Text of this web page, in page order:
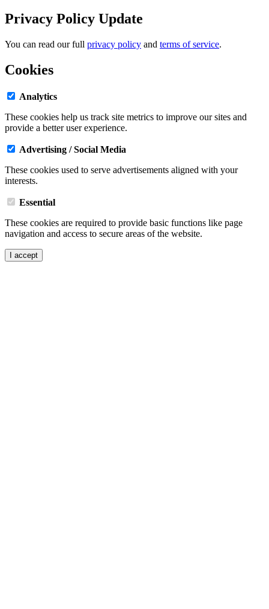
Privacy Policy Update
You can read our full privacy policy and terms of service.
Cookies
Analytics
These cookies help us track site metrics to improve our sites and
provide a better user experience.
Advertising / Social Media
These cookies used to serve advertisements aligned with your
interests.
Essential
These cookies are required to provide basic functions like page
navigation and access to secure areas of the website.
I accept